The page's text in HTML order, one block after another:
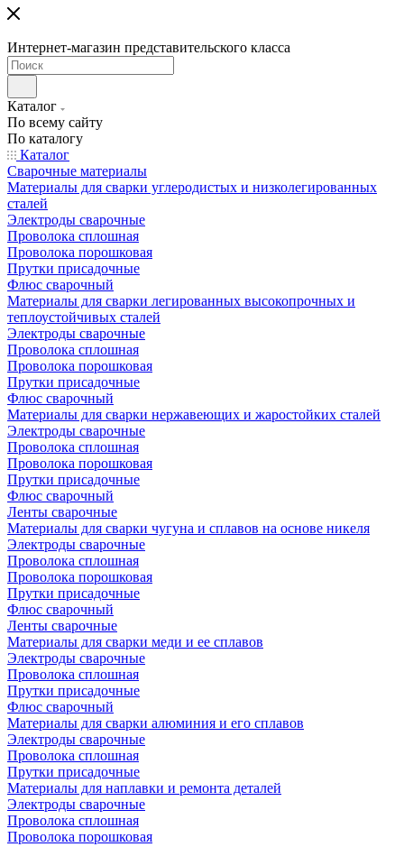
Интернет-магазин представительского класса
Каталог
По всему сайту
По каталогу
Каталог
Сварочные материалы
Материалы для сварки углеродистых и низколегированных
сталей
Электроды сварочные
Проволока сплошная
Проволока порошковая
Прутки присадочные
Флюс сварочный
Материалы для сварки легированных высокопрочных и
теплоустойчивых сталей
Электроды сварочные
Проволока сплошная
Проволока порошковая
Прутки присадочные
Флюс сварочный
Материалы для сварки нержавеющих и жаростойких сталей
Электроды сварочные
Проволока сплошная
Проволока порошковая
Прутки присадочные
Флюс сварочный
Ленты сварочные
Материалы для сварки чугуна и сплавов на основе никеля
Электроды сварочные
Проволока сплошная
Проволока порошковая
Прутки присадочные
Флюс сварочный
Ленты сварочные
Материалы для сварки меди и ее сплавов
Электроды сварочные
Проволока сплошная
Прутки присадочные
Флюс сварочный
Материалы для сварки алюминия и его сплавов
Электроды сварочные
Проволока сплошная
Прутки присадочные
Материалы для наплавки и ремонта деталей
Электроды сварочные
Проволока сплошная
Проволока порошковая